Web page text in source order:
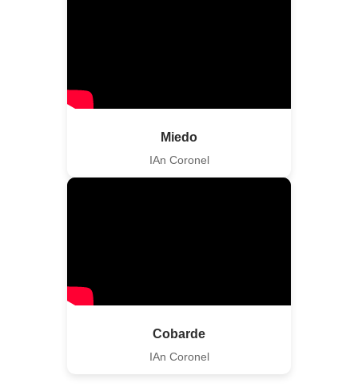
Miedo
IAn Coronel
Cobarde
IAn Coronel